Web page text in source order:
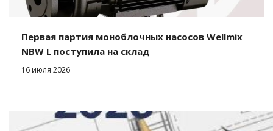
Первая партия моноблочных насосов Wellmix
NBW L поступила на склад
16 июля 2026